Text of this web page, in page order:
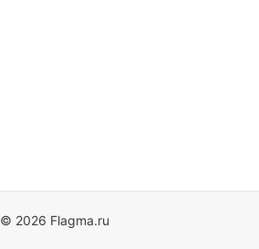
© 2026 Flagma.ru